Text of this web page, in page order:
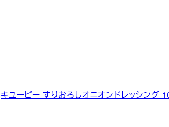
キユーピー すりおろしオニオンドレッシング